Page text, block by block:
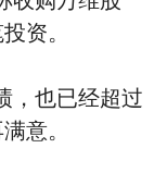
资。
也已经超过
意。